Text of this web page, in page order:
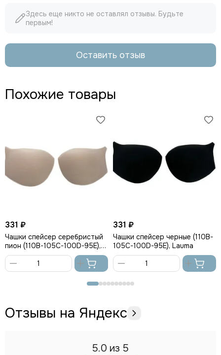
Здесь еще никто не оставлял отзывы. Будьте
первым!
Оставить отзыв
Похожие товары
331 ₽
Чашки спейсер серебристый
пион (110B-105C-100D-95E),
Lauma
корзину
331 ₽
Чашки спейсер черные (110B-
105C-100D-95E), Lauma
Отзывы на Яндекс
5.0 из 5